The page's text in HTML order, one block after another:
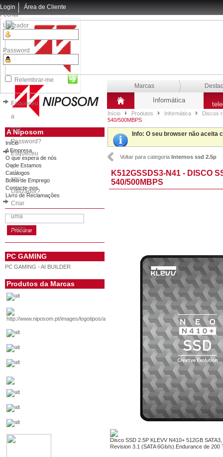
Login
Fechar
Utilizador
Password
Relembrar-me
Esqueceu
a
sua
Password?
Esqueceu
o
seu
Utilizador?
Criar
uma
conta
Área de Cliente
Marcas
Informática
Início Produtos Informática
Discos
540/500MBPS
A Niposom
Início
A Empresa
O que espera de nós
Onde Estamos
Catálogos
Bolsa de Emprego
Contacte-nos
Livro de Reclamações
PC GAMING
PC GAMING - AI BUILDER
Produtos da Marcas
Info: O seu browser não aceita
Voltar para categoria Internos ssd 2.5p
K512GSSDS3-N41 - DISCO
540/500MBPS
Disco SSD 2.5P KLEVV N410+ 512GB
Revision 3.1 (SATA 6Gb/s).Endurance de 200